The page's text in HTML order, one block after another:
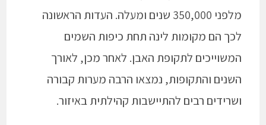
מלפני 350,000 שנים ומעלה. העדות הראשונה
לכך הם מקומות לינה תחת כיפות השמים
המשוייכים לתקופת האבן. לאחר מכן, לאורך
השנים והתקופות, נמצאו הרבה מערות קבורה
ושרידים רבים להתיישבות קהילתית באיזור.